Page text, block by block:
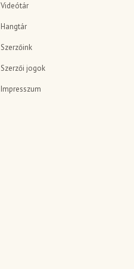
Videótár
Hangtár
Szerzőink
Szerzői jogok
Impresszum